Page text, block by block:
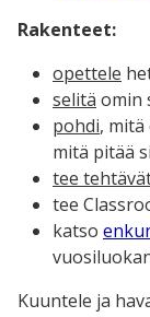
Rakenteet:
opettele
selitä omin
pohdi,
mitä pitää
tee
tee
katso
Kuuntele ja